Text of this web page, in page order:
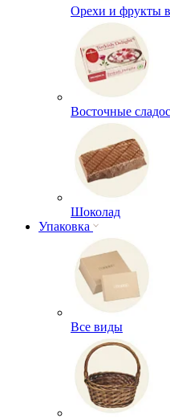
Орехи и фрукты
Восточные
Шоколад
Упаковка
Все виды